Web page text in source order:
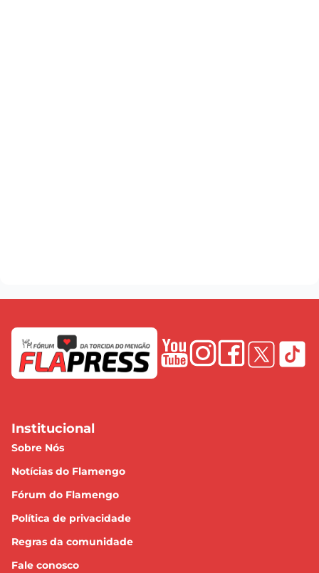
Institucional
Sobre Nós
Notícias do Flamengo
Fórum do Flamengo
Política de privacidade
Regras da comunidade
Fale conosco